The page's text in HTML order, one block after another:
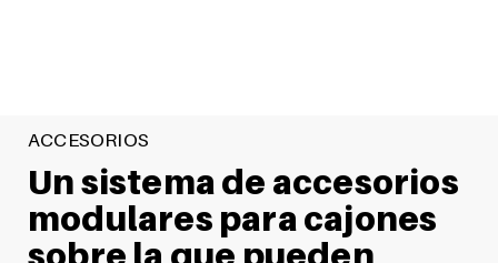
ACCESORIOS
Un sistema de accesorios
modulares para cajones
sobre la que pueden